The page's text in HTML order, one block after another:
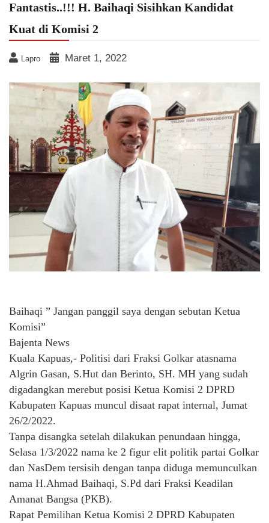
Fantastis..!!! H. Baihaqi Sisihkan Kandidat
Kuat di Komisi 2
Lapro Maret 1, 2022
Baihaqi ” Jangan panggil saya dengan sebutan Ketua
Komisi”
Bajenta News
Kuala Kapuas,- Politisi dari Fraksi Golkar atasnama
Algrin Gasan, S.Hut dan Berinto, SH. MH yang sudah
digadangkan merebut posisi Ketua Komisi 2 DPRD
Kabupaten Kapuas muncul disaat rapat internal, Jumat
26/2/2022.
Tanpa disangka setelah dilakukan penundaan hingga,
Selasa 1/3/2022 nama ke 2 figur elit politik partai Golkar
dan NasDem tersisih dengan tanpa diduga memunculkan
nama H.Ahmad Baihaqi, S.Pd dari Fraksi Keadilan
Amanat Bangsa (PKB).
Rapat Pemilihan Ketua Komisi 2 DPRD Kabupaten